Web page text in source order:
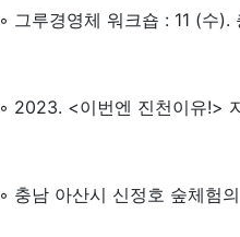
◦ 그루경영체 워크숍 : 11 (수).
◦ 2023. <이번엔 진천이유!>
◦ 충남 아산시 신정호 숲체험